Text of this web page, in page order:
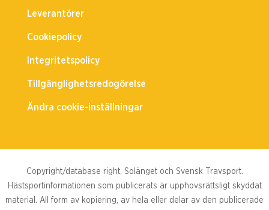
Leverantörer
Cookiepolicy
Integritetspolicy
Tillgänglighetsredogörelse
Ändra cookie-inställningar
Copyright/database right, Solänget och Svensk Travsport.
Hästsportinformationen som publicerats är upphovsrättsligt skyddat
material. All form av kopiering, av hela eller delar av den publicerade